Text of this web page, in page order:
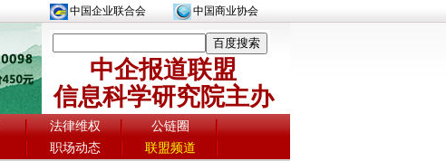
中国企业联合会 中国商业协会
中企报道联盟
信息科学研究院主办
法律维权
公链圈
职场动态 联盟频道